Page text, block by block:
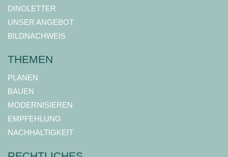
DINOLETTER
UNSER ANGEBOT
BILDNACHWEIS
THEMEN
PLANEN
BAUEN
MODERNISIEREN
EMPFEHLUNG
NACHHALTIGKEIT